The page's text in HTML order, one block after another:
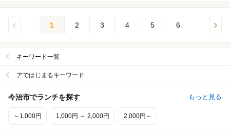
1 2 3 4 5 6
キーワード一覧
アではじまるキーワード
今治市でランチを探す もっと見る
～1,000円 1,000円 ～ 2,000円 2,000円～